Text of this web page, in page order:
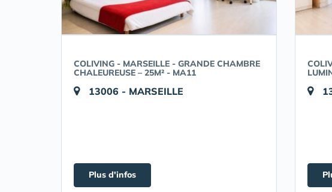
COLIVING - MARSEILLE - GRANDE CHAMBRE
CHALEUREUSE – 25M² - MA11
13006 - MARSEILLE
Plus d'infos